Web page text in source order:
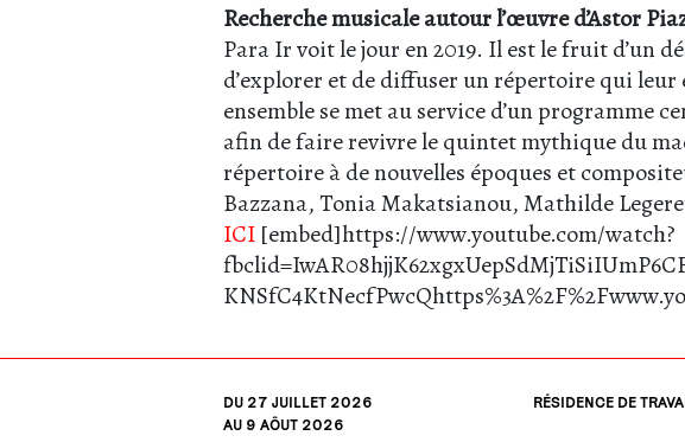
Recherche musicale autour l’œuvre d’Astor
Para Ir voit le jour en 2019. Il est le fruit d’un
d’explorer et de diffuser un répertoire qui
ensemble se met au service d’un programme
afin de faire revivre le quintet mythique du
répertoire à de nouvelles époques et
Bazzana, Tonia Makatsianou, Mathilde
ICI [embed]https://www.youtube.com/watch?
DU 27JUILLET 2026
AU 9AÔUT 2026
RÉSIDENCE DE